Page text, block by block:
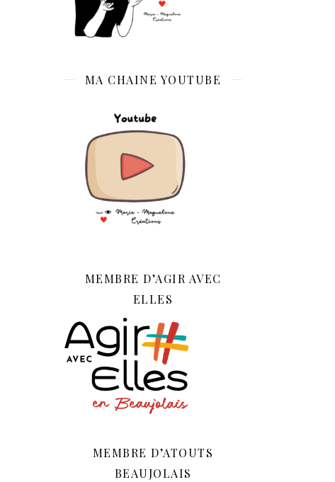
MA CHAINE YOUTUBE
MEMBRE D’AGIR AVEC
ELLES
MEMBRE D’ATOUTS
BEAUJOLAIS